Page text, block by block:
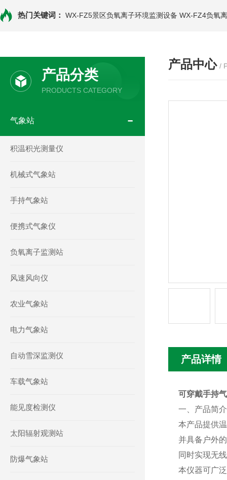
热门关键词： WX-FZ5景区负氧离子环境监测设备 WX-FZ4负氧
产品分类
PRODUCTS CATEGORY
气象站
积温积光测量仪
机械式气象站
手持气象站
便携式气象仪
负氧离子监测站
风速风向仪
农业气象站
电力气象站
自动雪深监测仪
车载气象站
能见度检测仪
太阳辐射观测站
防爆气象站
产品中心 /
产品详情
可穿戴手持
一、产品简介
本产品提供
并具备户外
同时实现无
本仪器可广